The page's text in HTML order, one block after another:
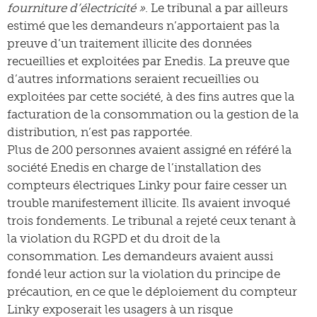
fourniture d’électricité ». Le tribunal a par ailleurs
estimé que les demandeurs n’apportaient pas la
preuve d’un traitement illicite des données
recueillies et exploitées par Enedis. La preuve que
d’autres informations seraient recueillies ou
exploitées par cette société, à des fins autres que la
facturation de la consommation ou la gestion de la
distribution, n’est pas rapportée.
Plus de 200 personnes avaient assigné en référé la
société Enedis en charge de l’installation des
compteurs électriques Linky pour faire cesser un
trouble manifestement illicite. Ils avaient invoqué
trois fondements. Le tribunal a rejeté ceux tenant à
la violation du RGPD et du droit de la
consommation. Les demandeurs avaient aussi
fondé leur action sur la violation du principe de
précaution, en ce que le déploiement du compteur
Linky exposerait les usagers à un risque